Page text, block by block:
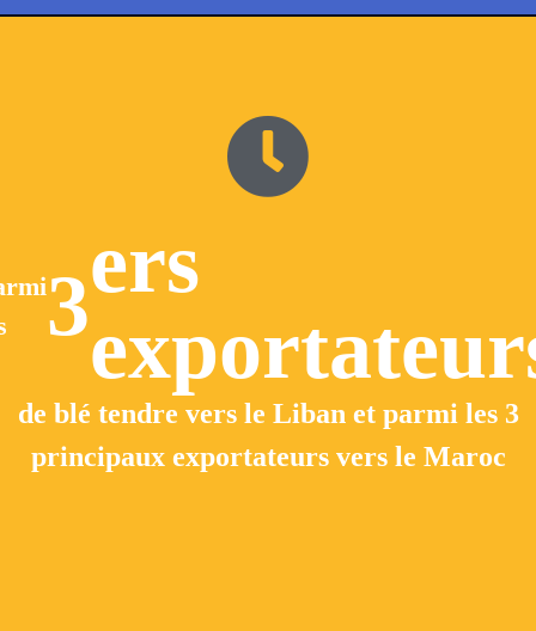
3ers
de blé tendre vers le Liban et parmi les 3
principaux exportateurs vers le Maroc